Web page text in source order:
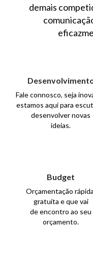
demais
Fale connosco, seja
estamos aqui para
desenvolver novas
ideias.
Budget
Orçamentação
gratuíta e que vai
de encontro ao seu
orçamento.